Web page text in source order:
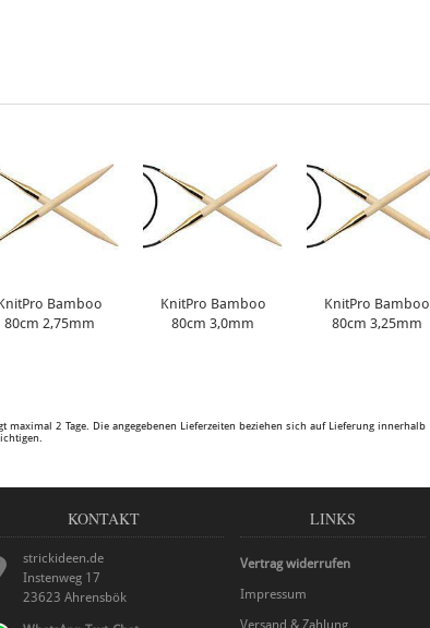
Bamboo
80cm 2,75mm
KnitPro Bamboo
80cm 3,0mm
KnitPro Bamboo
80cm 3,25mm
2 Tage. Die angegebenen Lieferzeiten beziehen sich auf Lieferung innerhalb
KONTAKT
strickideen.de
Instenweg 17
23623 Ahrensbök
LINKS
Vertrag widerrufen
Impressum
Versand & Zahlung